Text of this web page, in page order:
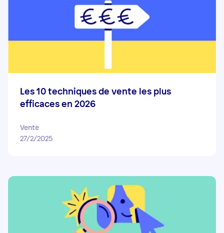
Les 10 techniques de vente les plus
efficaces en 2026
Vente
27/2/2025